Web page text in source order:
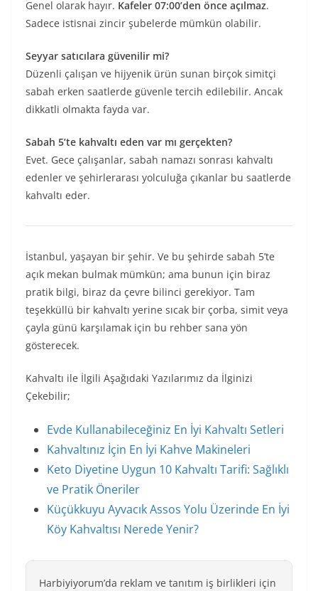
Genel olarak hayır. Kafeler 07:00’den önce açılmaz.
Sadece istisnai zincir şubelerde mümkün olabilir.
Seyyar satıcılara güvenilir mi?
Düzenli çalışan ve hijyenik ürün sunan birçok simitçi
sabah erken saatlerde güvenle tercih edilebilir. Ancak
dikkatli olmakta fayda var.
Sabah 5’te kahvaltı eden var mı gerçekten?
Evet. Gece çalışanlar, sabah namazı sonrası kahvaltı
edenler ve şehirlerarası yolculuğa çıkanlar bu saatlerde
kahvaltı eder.
İstanbul, yaşayan bir şehir. Ve bu şehirde sabah 5’te
açık mekan bulmak mümkün; ama bunun için biraz
pratik bilgi, biraz da çevre bilinci gerekiyor. Tam
teşekküllü bir kahvaltı yerine sıcak bir çorba, simit veya
çayla günü karşılamak için bu rehber sana yön
gösterecek.
Kahvaltı ile İlgili Aşağıdaki Yazılarımız da İlginizi
Çekebilir;
Evde Kullanabileceğiniz En İyi Kahvaltı Setleri
Kahvaltınız İçin En İyi Kahve Makineleri
Keto Diyetine Uygun 10 Kahvaltı Tarifi: Sağlıklı
ve Pratik Öneriler
Küçükkuyu Ayvacık Assos Yolu Üzerinde En İyi
Köy Kahvaltısı Nerede Yenir?
Harbiyiyorum’da reklam ve tanıtım iş birlikleri için